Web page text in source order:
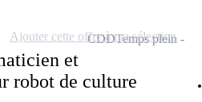
et
robot de culture
CDDTemps plein
Ajouter cette offre à ma sélection